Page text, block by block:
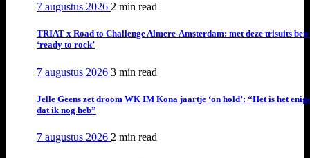
7 augustus 2026 2 min read
TRIAT x Road to Challenge Almere-Amsterdam: met deze trisuits ben
‘ready to rock’
7 augustus 2026 3 min read
Jelle Geens zet droom WK IM Kona jaartje ‘on hold’: “Het is het
dat ik nog heb”
7 augustus 2026 2 min read